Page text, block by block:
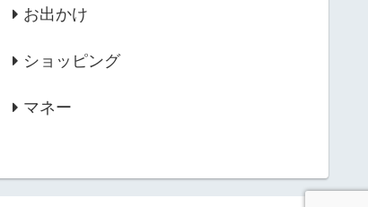
お出かけ
ショッピング
マネー